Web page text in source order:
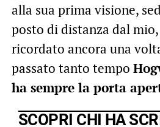
alla sua prima visione,
posto di distanza dal
ricordato ancora una
passato tanto tempo
ha sempre la porta
SCOPRI CHI HA